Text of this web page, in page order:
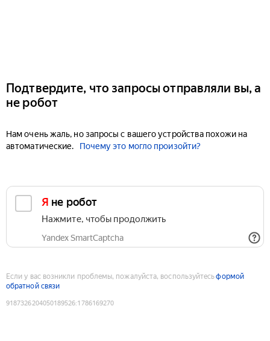
Подтвердите, что запросы отправляли вы, а
не робот
Нам очень жаль, но запросы с вашего устройства похожи на
автоматические.
Почему это могло произойти?
Я не робот
Нажмите, чтобы продолжить
Yandex SmartCaptcha
Если у вас возникли проблемы, пожалуйста, воспользуйтесьформой
обратной связи
9187326204050189526:1786169270